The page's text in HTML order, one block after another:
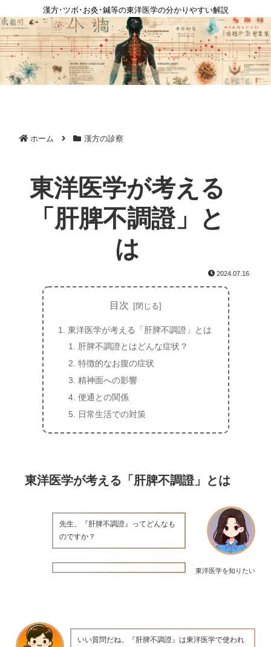
漢方･ツボ･お灸･鍼等の東洋医学の分かりやすい解説
ホーム 漢方の診察
東洋医学が考える
「肝脾不調證」と
は
2024.07.16
目次
東洋医学が考える「肝脾不調證」とは
肝脾不調證とはどんな症状？
特徴的なお腹の症状
精神面への影響
便通との関係
日常生活での対策
東洋医学が考える「肝脾不調證」とは
東洋医学を知りたい
先生、『肝脾不調證』ってどんなも
のですか？
いい質問だね。『肝脾不調證』は東洋医学で使われ